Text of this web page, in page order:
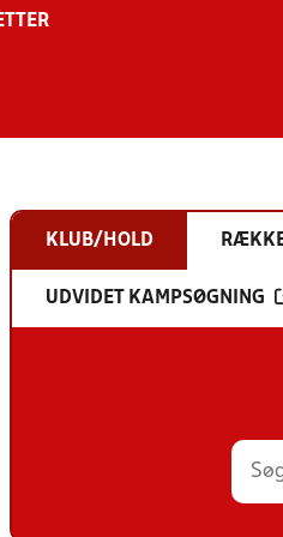
KLUB/HOLD
UDVIDET KAMPSØGNING